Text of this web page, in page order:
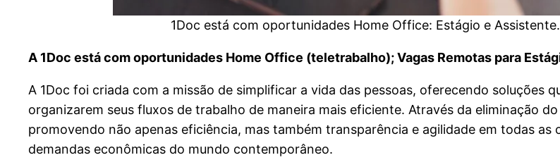
1Doc está com oportunidades Home Office: Estágio e
A 1Doc está com oportunidades Home Office (teletrabalho); Vagas Remotas para
A 1Doc foi criada com a missão de simplificar a vida das pessoas, oferecendo soluções
organizarem seus fluxos de trabalho de maneira mais eficiente. Através da eliminação
promovendo não apenas eficiência, mas também transparência e agilidade em todas as
demandas econômicas do mundo contemporâneo.